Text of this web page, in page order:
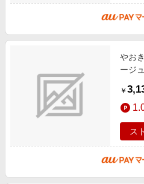
やお
ージ
産の
￥
ス